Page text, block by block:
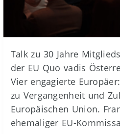
Talk zu 30 Jahre
der EU Quo vadis
Vier engagierte
zu Vergangenheit und
Europäischen Union.
ehemaliger EU-